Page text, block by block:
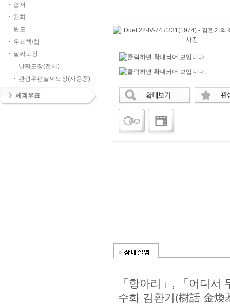
엽서
원화
원도
우표책/첩
날짜도장
날짜도장(전체)
관광우편날짜도장(사용중)
세계우표
「항아리」, 「어디서
수화 김환기(樹話 金